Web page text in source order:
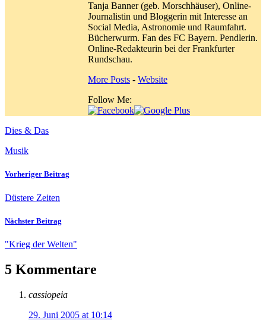
Tanja Banner (geb. Morschhäuser), Online-
Journalistin und Bloggerin mit Interesse an
Social Media, Astronomie und Raumfahrt.
Bücherwurm. Fan des FC Bayern. Pendlerin.
Online-Redakteurin bei der Frankfurter
Rundschau.
More Posts - Website
Follow Me:
Dies & Das
Musik
Vorheriger Beitrag
Düstere Zeiten
Nächster Beitrag
"Krieg der Welten"
5 Kommentare
cassiopeia
29. Juni 2005 at 10:14